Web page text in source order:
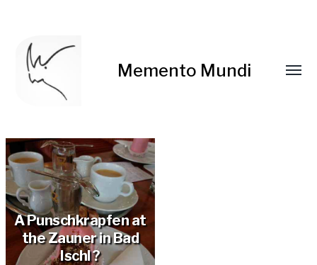
Memento Mundi
A Punschkrapfen at
the Zauner in Bad
Ischl ?